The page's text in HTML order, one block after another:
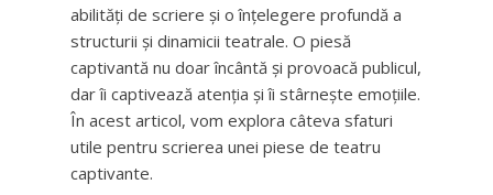
abilități de scriere și o înțelegere profundă a
structurii și dinamicii teatrale. O piesă
captivantă nu doar încântă și provoacă publicul,
dar îi captivează atenția și îi stârnește emoțiile.
În acest articol, vom explora câteva sfaturi
utile pentru scrierea unei piese de teatru
captivante.